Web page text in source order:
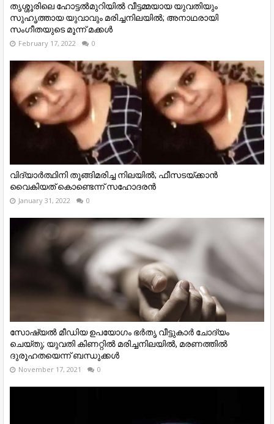
തൃശ്ശൂരിലെ ഹോട്ടൽമുറിയിൽ വീട്ടമ്മയായ യുവതിയും
സുഹൃത്തായ യുവാവും മരിച്ചനിലയിൽ; അനാഥരായി
സംഗീതയുടെ മൂന്ന് മക്കൾ
February 17, 2022 0
വിദ്യാർത്ഥിനി തൂങ്ങിമരിച്ച നിലയിൽ; ഫീസടയ്ക്കാൻ
വൈകിയത് കൊണ്ടെന്ന് സഹോദരൻ
January 31, 2022 0
സോഷ്യൽ മീഡിയ ഉപയോഗം ഭർതൃ വീട്ടുകാര്‍ ചോദ്യം
ചെയ്തു; യുവതി കിണറ്റില്‍ മരിച്ചനിലയില്‍, മരണത്തില്‍
ദുരൂഹതയെന്ന് ബന്ധുക്കള്‍
November 17, 2021 0